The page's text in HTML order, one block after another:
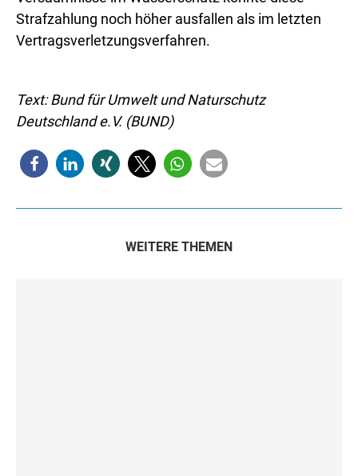
Strafzahlung noch höher ausfallen als im letzten
Vertragsverletzungsverfahren.
Text: Bund für Umwelt und Naturschutz
Deutschland e.V. (BUND)
WEITERE THEMEN